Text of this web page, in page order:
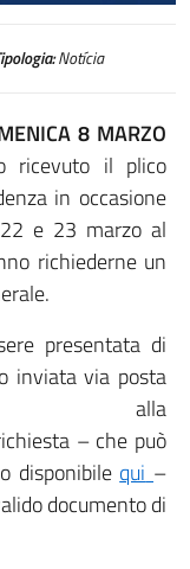
Notícia
8 MARZO
ricevuto il plico
in occasione
e 23 marzo al
richiederne un
presentata di
inviata via posta
alla
– che può
disponibile qui –
documento di